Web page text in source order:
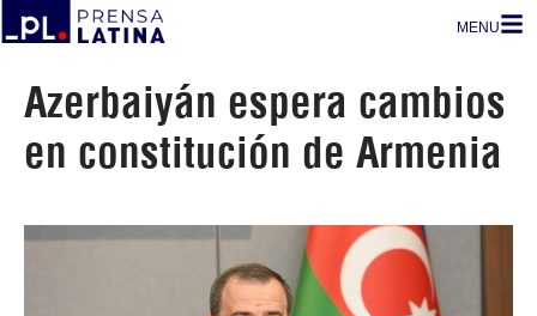
MENU
Azerbaiyán espera cambios
en constitución de Armenia